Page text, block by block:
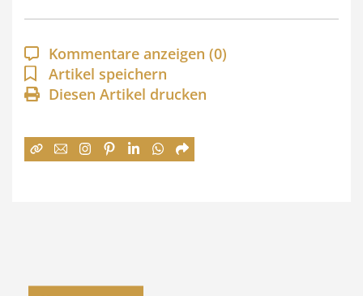
p
a
n
n
:
Kommentare anzeigen (0)
Artikel speichern
Diesen Artikel drucken